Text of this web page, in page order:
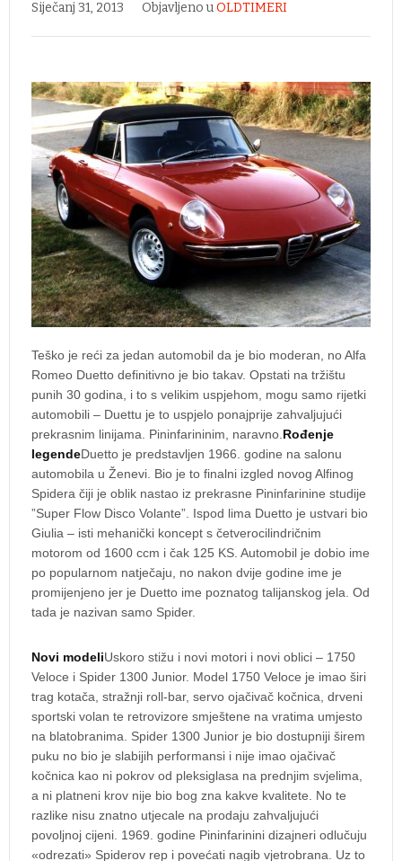
Siječanj 31, 2013 Objavljeno uOLDTIMERI
Teško je reći za jedan automobil da je bio moderan, no Alfa
Romeo Duetto definitivno je bio takav. Opstati na tržištu
punih 30 godina, i to s velikim uspjehom, mogu samo rijetki
automobili – Duettu je to uspjelo ponajprije zahvaljujući
prekrasnim linijama. Pininfarininim, naravno. Rođenje
legendeDuetto je predstavljen 1966. godine na salonu
automobila u Ženevi. Bio je to finalni izgled novog Alfinog
Spidera čiji je oblik nastao iz prekrasne Pininfarinine studije
”Super Flow Disco Volante”. Ispod lima Duetto je ustvari bio
Giulia – isti mehanički koncept s četverocilindričnim
motorom od 1600 ccm i čak 125 KS. Automobil je dobio ime
po popularnom natječaju, no nakon dvije godine ime je
promijenjeno jer je Duetto ime poznatog talijanskog jela. Od
tada je nazivan samo Spider.
Novi modeliUskoro stižu i novi motori i novi oblici – 1750
Veloce i Spider 1300 Junior. Model 1750 Veloce je imao širi
trag kotača, stražnji roll-bar, servo ojačivač kočnica, drveni
sportski volan te retrovizore smještene na vratima umjesto
na blatobranima. Spider 1300 Junior je bio dostupniji širem
puku no bio je slabijih performansi i nije imao ojačivač
kočnica kao ni pokrov od pleksiglasa na prednjim svjelima,
a ni platneni krov nije bio bog zna kakve kvalitete. No te
razlike nisu znatno utjecale na prodaju zahvaljujući
povoljnoj cijeni. 1969. godine Pininfarinini dizajneri odlučuju
«odrezati» Spiderov rep i povećati nagib vjetrobrana. Uz to